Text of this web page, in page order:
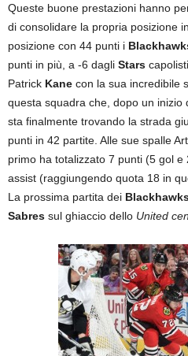
Queste buone prestazioni hanno
di consolidare la propria posizione in
posizione con 44 punti i
punti in più, a -6 dagli Stars capolisti.
Patrick Kane con la sua incredibile
questa squadra che, dopo un inizio
sta finalmente trovando la strada
punti in 42 partite. Alle sue spalle
primo ha totalizzato 7 punti (5 gol
assist (raggiungendo quota 18 in
La prossima partita dei
Sabres sul ghiaccio dello United